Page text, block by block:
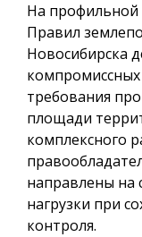
На профильной
Правил
Новосибирска
требования
площади
комплексного
направлены на
нагрузки при
контроля.